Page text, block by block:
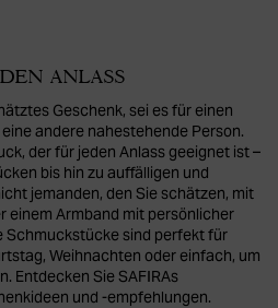
ANLASS
Geschenk, sei es für einen
andere nahestehende Person.
der für jeden Anlass geeignet ist –
bis hin zu auffälligen und
jemanden, den Sie schätzen, mit
einem Armband mit persönlicher
Schmuckstücke sind perfekt für
Weihnachten oder einfach, um
Entdecken Sie SAFIRAs
und -empfehlungen.